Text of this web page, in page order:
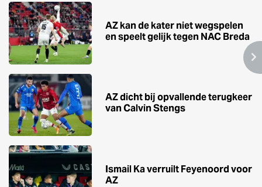
AZ kan de kater niet wegspelen
en speelt gelijk tegen NAC Breda
AZ dicht bij opvallende terugkeer
van Calvin Stengs
Ismail Ka verruilt Feyenoord voor
AZ